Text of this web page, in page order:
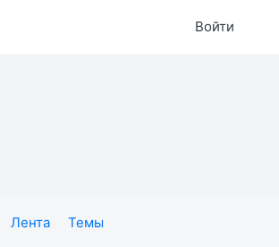
Войти
Лента
Темы